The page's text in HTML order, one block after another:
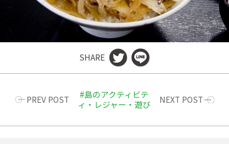
SHARE
PREV POST
島のアクティビテ
ィ・レジャー・遊び
NEXT POST